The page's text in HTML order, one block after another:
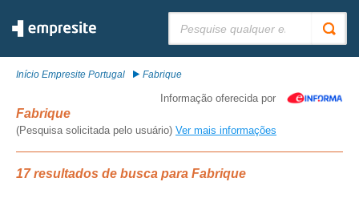
Início Empresite Portugal Fabrique
Informação oferecida por
Fabrique
(Pesquisa solicitada pelo usuário) Ver mais informações
17 resultados de busca para Fabrique